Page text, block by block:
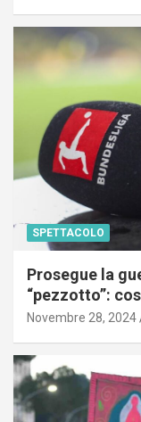
SPETTACOLO
Prosegue la
“pezzotto”:
Novembre 28, 2024